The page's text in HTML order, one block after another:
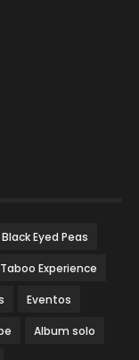
Black Eyed Peas
Taboo Experience
Eventos
Album solo